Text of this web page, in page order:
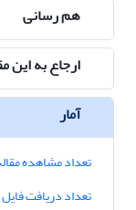
هم رسانی
ارجاع به این
آمار
تعداد مشاهده
تعداد دریافت